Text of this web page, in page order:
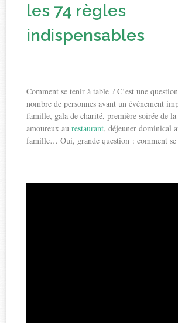
les 74 règles
indispensables
Comment se tenir à table ? C’est une
nombre de personnes avant un événement
famille, gala de charité, première soirée de
amoureux aurestaurant, déjeuner dominical
famille… Oui, grande question : comment